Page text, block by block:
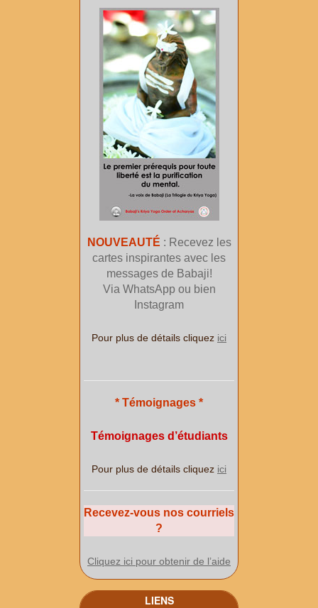
NOUVEAUTÉ : Recevez les
cartes inspirantes avec les
messages de Babaji!
Via WhatsApp ou bien
Instagram
Pour plus de détails cliquez ici
* Témoignages *
Témoignages d’étudiants
Pour plus de détails cliquez ici
Recevez-vous nos courriels
?
Cliquez ici pour obtenir de l’aide
LIENS